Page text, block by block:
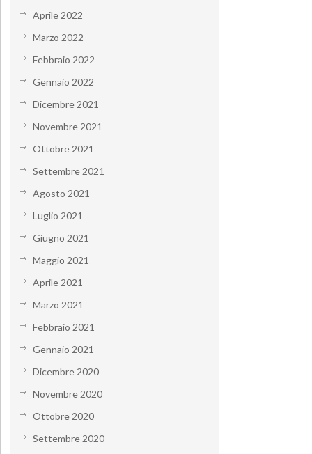
Aprile 2022
Marzo 2022
Febbraio 2022
Gennaio 2022
Dicembre 2021
Novembre 2021
Ottobre 2021
Settembre 2021
Agosto 2021
Luglio 2021
Giugno 2021
Maggio 2021
Aprile 2021
Marzo 2021
Febbraio 2021
Gennaio 2021
Dicembre 2020
Novembre 2020
Ottobre 2020
Settembre 2020